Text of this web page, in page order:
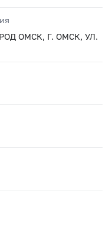
ОМСК, Г. ОМСК, УЛ.